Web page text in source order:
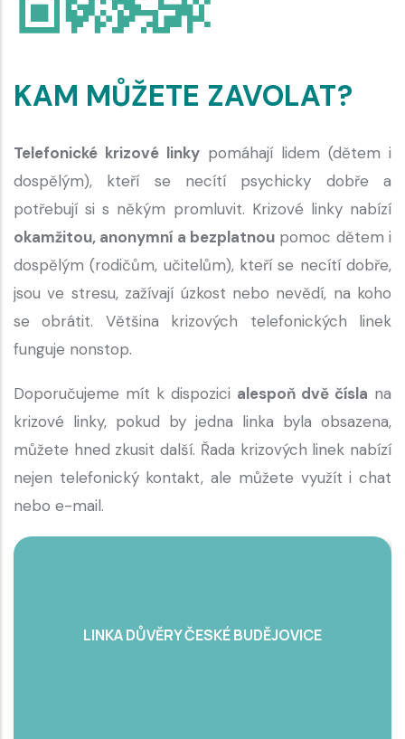
KAM MŮŽETE ZAVOLAT?
Telefonické krizové linky pomáhají lidem (dětem i
dospělým), kteří se necítí psychicky dobře a
potřebují si s někým promluvit. Krizové linky nabízí
okamžitou, anonymní a bezplatnou pomoc dětem i
dospělým (rodičům, učitelům), kteří se necítí dobře,
jsou ve stresu, zažívají úzkost nebo nevědí, na koho
se obrátit. Většina krizových telefonických linek
funguje nonstop.
Doporučujeme mít k dispozici alespoň dvě čísla na
krizové linky, pokud by jedna linka byla obsazena,
můžete hned zkusit další. Řada krizových linek nabízí
nejen telefonický kontakt, ale můžete využít i chat
nebo e-mail.
LINKA DŮVĚRY ČESKÉ BUDĚJOVICE